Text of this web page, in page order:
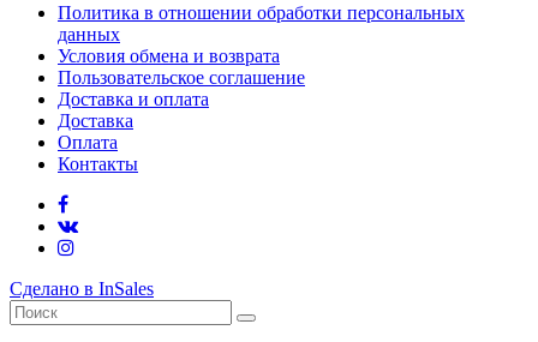
Политика в отношении обработки персональных
данных
Условия обмена и возврата
Пользовательское соглашение
Доставка и оплата
Доставка
Оплата
Контакты
Сделано в InSales